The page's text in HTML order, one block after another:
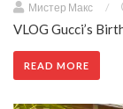
Мистер Макс /
VLOG Gucci’s
READ MORE